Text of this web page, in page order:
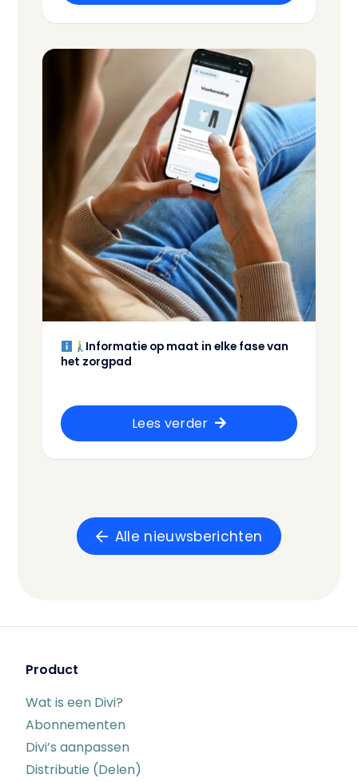
Informatie op maat in elke fase van
het zorgpad
Lees verder
Alle nieuwsberichten
Product
Wat is een Divi?
Abonnementen
Divi’s aanpassen
Distributie (Delen)